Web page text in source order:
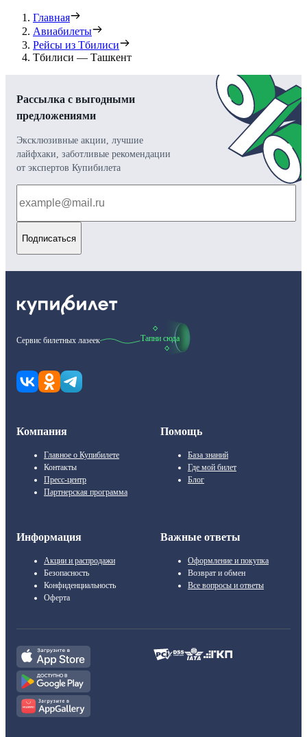
Главная
Авиабилеты
Рейсы из Тбилиси
Тбилиси — Ташкент
Рассылка с выгодными
предложениями
Эксклюзивные акции, лучшие
лайфхаки, заботливые рекомендации
от экспертов Купибилета
Подписаться
Сервис билетных лазеек Тапни сюда
Компания
Главное о Купибилете
Контакты
Пресс-центр
Партнерская программа
Помощь
База знаний
Где мой билет
Блог
Информация
Акции и распродажи
Безопасность
Конфиденциальность
Оферта
Важные ответы
Оформление и покупка
Возврат и обмен
Все вопросы и ответы